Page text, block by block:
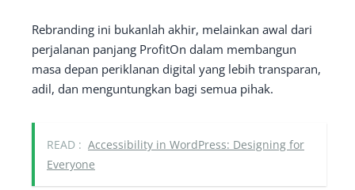
Rebranding ini bukanlah akhir, melainkan awal dari
perjalanan panjang ProfitOn dalam membangun
masa depan periklanan digital yang lebih transparan,
adil, dan menguntungkan bagi semua pihak.
READ : Accessibility in WordPress: Designing for
Everyone